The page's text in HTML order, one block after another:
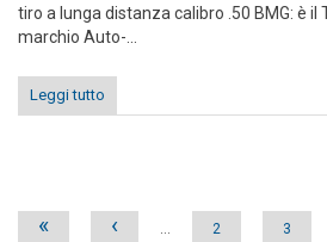
tiro a lunga distanza calibro .50 BMG: è il
marchio Auto-...
Leggi tutto
Pages
« ‹ … 2 3